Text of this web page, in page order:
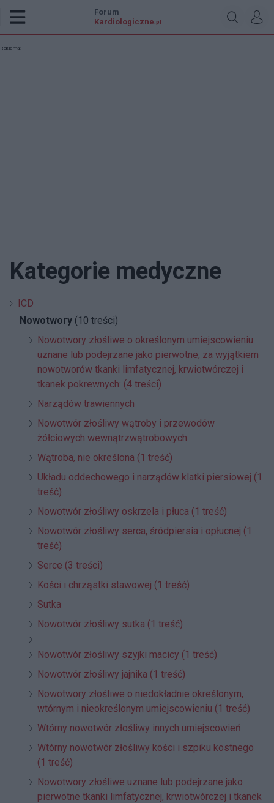
Forum
Kardiologiczne .pl
Reklama:
Kategorie medyczne
ICD
Nowotwory (10 treści)
Nowotwory złośliwe o określonym umiejscowieniu
uznane lub podejrzane jako pierwotne, za wyjątkiem
nowotworów tkanki limfatycznej, krwiotwórczej i
tkanek pokrewnych: (4 treści)
Narządów trawiennych
Nowotwór złośliwy wątroby i przewodów
żółciowych wewnątrzwątrobowych
Wątroba, nie określona (1 treść)
Układu oddechowego i narządów klatki piersiowej (1
treść)
Nowotwór złośliwy oskrzela i płuca (1 treść)
Nowotwór złośliwy serca, śródpiersia i opłucnej (1
treść)
Serce (3 treści)
Kości i chrząstki stawowej (1 treść)
Sutka
Nowotwór złośliwy sutka (1 treść)
Nowotwór złośliwy szyjki macicy (1 treść)
Nowotwór złośliwy jajnika (1 treść)
Nowotwory złośliwe o niedokładnie określonym,
wtórnym i nieokreślonym umiejscowieniu (1 treść)
Wtórny nowotwór złośliwy innych umiejscowień
Wtórny nowotwór złośliwy kości i szpiku kostnego
(1 treść)
Nowotwory złośliwe uznane lub podejrzane jako
pierwotne tkanki limfatycznej, krwiotwórczej i tkanek